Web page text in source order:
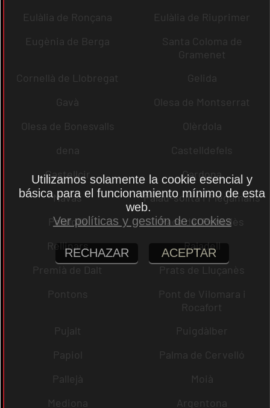
Eulàlia de Ronçana
Eulàlia de Riuprimer
Eugènia de Berga
Santa Coloma de
Gramenet
Cornellà de Llobregat
Gelida
Gavà
Olesa de Montserrat
Olesa de Bonesvalls
Olèrdola
dena
Castelldefels
Castellcir
Cardona
Navas
Palau-solità i Plegamans
Palafolls
Pacs del Penedès
Rellinars
Rajadell
Premià de Dalt
Prats de Lluçanès
Pontons
Pont de Vilomara i
Rocafort
Pujalt
Puigdàlber
Papiol
Palma de Cervelló
Pallejà
Moià
Mediona
Argentona
Utilizamos solamente la cookie esencial y
básica para el funcionamiento mínimo de esta
web.
Ver políticas y gestión de cookies
RECHAZAR ACEPTAR